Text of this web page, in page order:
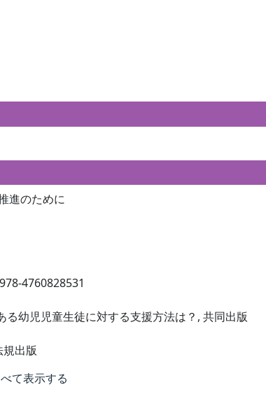
進のために
4760828531
児児童生徒に対する支援方法は？, 共同出版
出版
て表示する